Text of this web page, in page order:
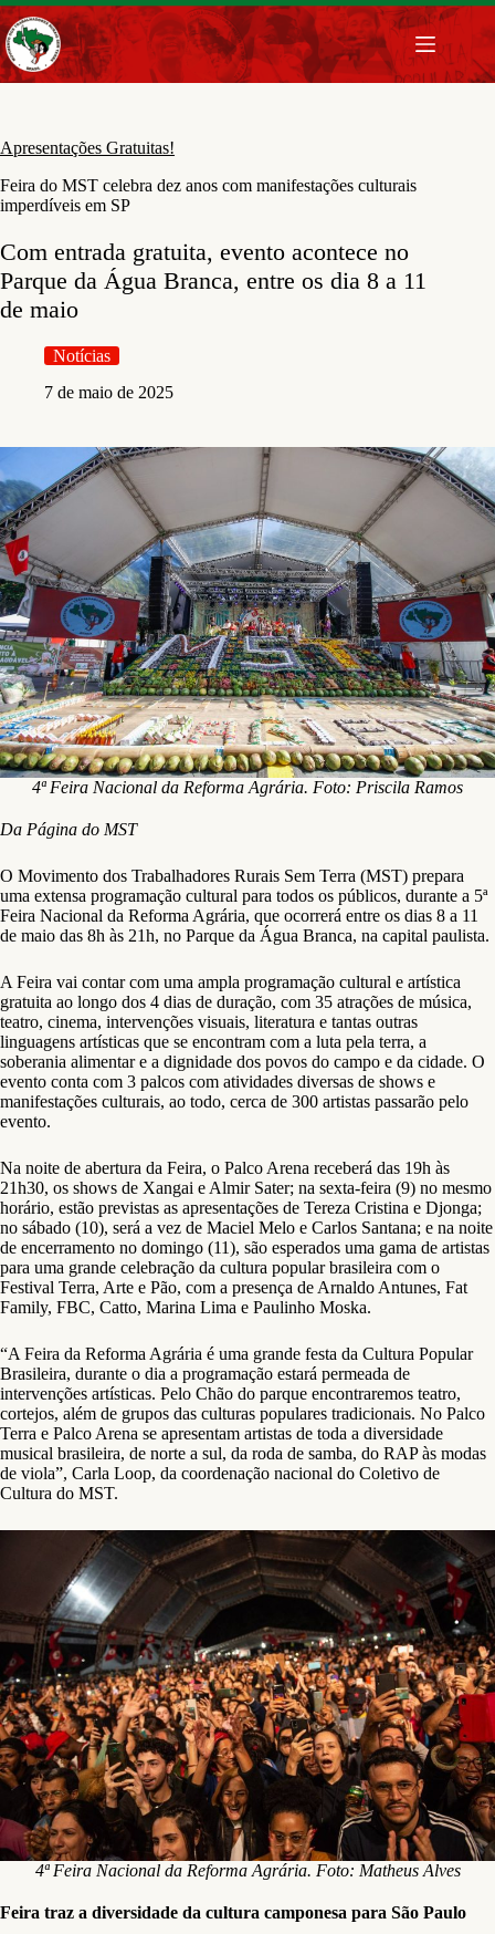
Pular
para
o
conteúdo
Apresentações Gratuitas!
Feira do MST celebra dez anos com manifestações culturais
imperdíveis em SP
Com entrada gratuita, evento acontece no
Parque da Água Branca, entre os dia 8 a 11
de maio
Notícias
7 de maio de 2025
4ª Feira Nacional da Reforma Agrária. Foto: Priscila Ramos
Da Página do MST
O Movimento dos Trabalhadores Rurais Sem Terra (MST) prepara
uma extensa programação cultural para todos os públicos, durante a 5ª
Feira Nacional da Reforma Agrária, que ocorrerá entre os dias 8 a 11
de maio das 8h às 21h, no Parque da Água Branca, na capital paulista.
A Feira vai contar com uma ampla programação cultural e artística
gratuita ao longo dos 4 dias de duração, com 35 atrações de música,
teatro, cinema, intervenções visuais, literatura e tantas outras
linguagens artísticas que se encontram com a luta pela terra, a
soberania alimentar e a dignidade dos povos do campo e da cidade. O
evento conta com 3 palcos com atividades diversas de shows e
manifestações culturais, ao todo, cerca de 300 artistas passarão pelo
evento.
Na noite de abertura da Feira, o Palco Arena receberá das 19h às
21h30, os shows de Xangai e Almir Sater; na sexta-feira (9) no mesmo
horário, estão previstas as apresentações de Tereza Cristina e Djonga;
no sábado (10), será a vez de Maciel Melo e Carlos Santana; e na noite
de encerramento no domingo (11), são esperados uma gama de artistas
para uma grande celebração da cultura popular brasileira com o
Festival Terra, Arte e Pão, com a presença de Arnaldo Antunes, Fat
Family, FBC, Catto, Marina Lima e Paulinho Moska.
“A Feira da Reforma Agrária é uma grande festa da Cultura Popular
Brasileira, durante o dia a programação estará permeada de
intervenções artísticas. Pelo Chão do parque encontraremos teatro,
cortejos, além de grupos das culturas populares tradicionais. No Palco
Terra e Palco Arena se apresentam artistas de toda a diversidade
musical brasileira, de norte a sul, da roda de samba, do RAP às modas
de viola”, Carla Loop, da coordenação nacional do Coletivo de
Cultura do MST.
4ª Feira Nacional da Reforma Agrária. Foto: Matheus Alves
Feira traz a diversidade da cultura camponesa para São Paulo